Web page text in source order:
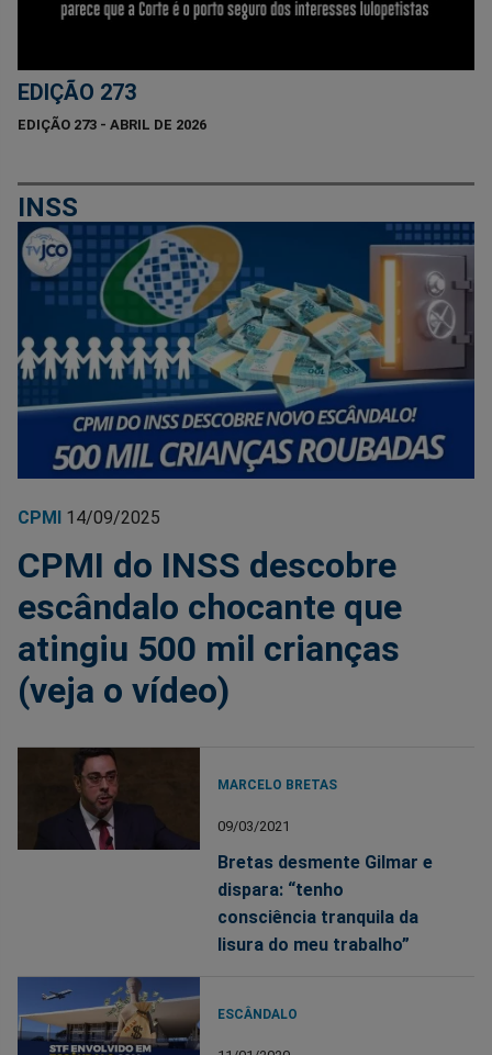
EDIÇÃO 273
EDIÇÃO 273 - ABRIL DE 2026
INSS
CPMI 14/09/2025
CPMI do INSS descobre
escândalo chocante que
atingiu 500 mil crianças
(veja o vídeo)
MARCELO BRETAS
09/03/2021
Bretas desmente Gilmar e
dispara: “tenho
consciência tranquila da
lisura do meu trabalho”
ESCÂNDALO